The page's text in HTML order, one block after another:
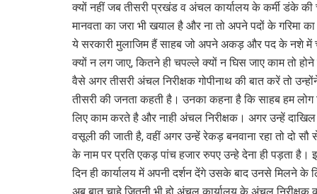
क्यों नहीं जब तीसरी प्रखंड व अंचल कार्यालय के कर्मी डंके
मानवता का जरा भी खयाल है और ना तो अपने पदों के गरिमा
ये सरकारी मुलाजिम हैं साहब जो अपने अकड़ और पद के नशे में
क्यों न लग जाए, कितने ही चपल्ले क्यों न घिस जाए काम तो
वैसे अगर तीसरी अंचल निरीक्षक गोपीनाथ की बात करें तो
तीसरी की जनता कहती है। उनका कहना है कि साहब हम
लिए काम करते है और नाही अंचल निरीक्षक। अगर उन्हें
वसूली की जाती है, वहीं अगर उन्हें रेकड़ बनवाना रहा तो दो
के नाम पर प्रति एकड़ पांच हजार रुपए उन्हे देना ही पड़ता है।
दिन ही कार्यालय में अपनी दर्शन देंगे उसके बाद उनसे मिलने के